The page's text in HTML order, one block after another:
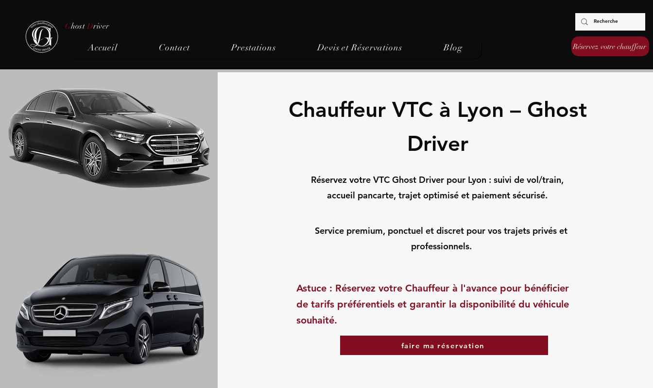
Ghost Driver
Accueil Contact Prestations Devis et Réservations Blog Réservez votre chauffeur
Chauffeur VTC à Lyon – Ghost
Driver
Réservez votre VTC Ghost Driver pour Lyon : suivi de vol/train,
accueil pancarte, trajet optimisé et paiement sécurisé.
Service premium, ponctuel et discret pour vos trajets privés et
professionnels.
Astuce : Réservez votre Chauffeur à l'avance pour bénéficier
de tarifs préférentiels et garantir la disponibilité du véhicule
souhaité.
faire ma réservation